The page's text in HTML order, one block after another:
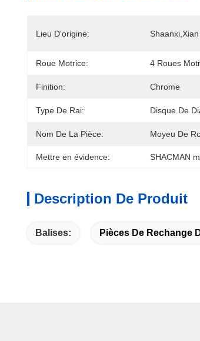
Lieu D'origine: Shaanxi,Xian
Roue Motrice: 4 Roues
Finition: Chrome
Type De Rai: Disque De
Nom De La Pièce: Moyeu De
Mettre en évidence: SHACMAN
Description De Produit
Balises: Pièces De Rechange